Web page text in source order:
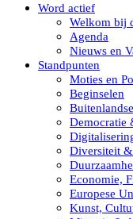
Word actief
Welkom bij
Agenda
Nieuws en
Standpunten
Moties en
Beginselen
Democratie
Diversiteit
Economie,
Europese
Kunst,